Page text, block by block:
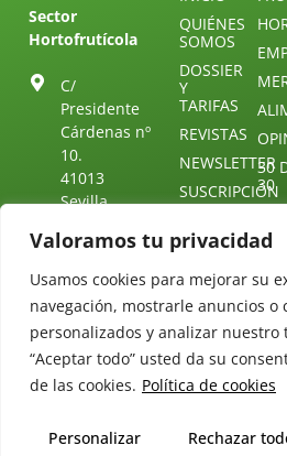
Valoramos tu privacidad
Usamos cookies para mejorar su
navegación, mostrarle anuncios o
personalizados y analizar nuestro
“Aceptar todo” usted da su
de las cookies. Política de cookies
Personalizar Rechazar
Sector
Hortofrutícola
C/
Presidente
Cárdenas nº
10.
41013
Sevilla.
25 88 51
QUIÉNES
SOMOS
DOSSIER
Y
TARIFAS
REVISTAS
NEWSLETTER
SUSCRIPCIÓN
NUESTRO
TELEGRAM
CONTACTO
30
30